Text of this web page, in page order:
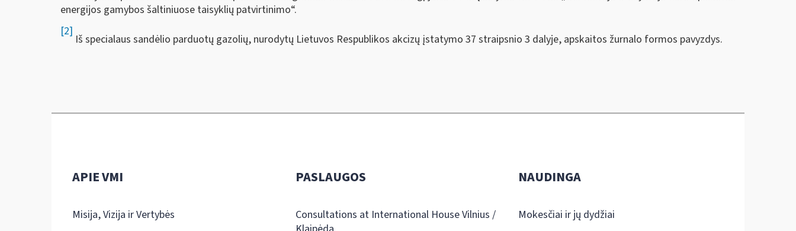
energijos gamybos šaltiniuose taisyklių patvirtinimo“.
[2]
Iš specialaus sandėlio parduotų gazolių, nurodytų Lietuvos Respublikos akcizų įstatymo 37 straipsnio 3 dalyje, apskaitos žurnalo formos pavyzdys.
APIE VMI
Misija, Vizija ir Vertybės
PASLAUGOS
Consultations at International House Vilnius /
NAUDINGA
Mokesčiai ir jų dydžiai